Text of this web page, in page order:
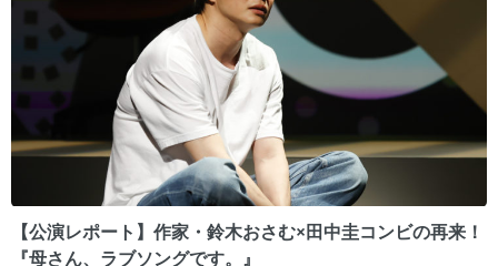
【公演レポート】作家・鈴木おさむ×田中圭コンビの再来！
『母さん、ラブソングです。』